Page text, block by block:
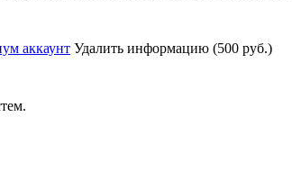
аккаунт Удалить информацию (500 руб.)